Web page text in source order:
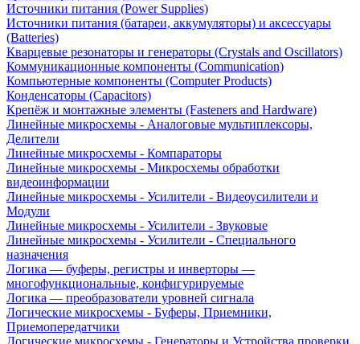
Источники питания (Power Supplies)
Источники питания (батареи, аккумуляторы) и аксессуары
(Batteries)
Кварцевые резонаторы и генераторы (Crystals and Oscillators)
Коммуникационные компоненты (Communication)
Компьютерные компоненты (Computer Products)
Конденсаторы (Capacitors)
Крепёж и монтажные элементы (Fasteners and Hardware)
Линейные микросхемы - Аналоговые мультиплексоры,
Делители
Линейные микросхемы - Компараторы
Линейные микросхемы - Микросхемы обработки
видеоинформации
Линейные микросхемы - Усилители - Видеоусилители и
Модули
Линейные микросхемы - Усилители - Звуковые
Линейные микросхемы - Усилители - Специального
назначения
Логика — буферы, регистры и инверторы —
многофункциональные, конфигурируемые
Логика — преобразователи уровней сигнала
Логические микросхемы - Буферы, Приемники,
Приемопередатчики
Логические микросхемы - Генераторы и Устройства проверки